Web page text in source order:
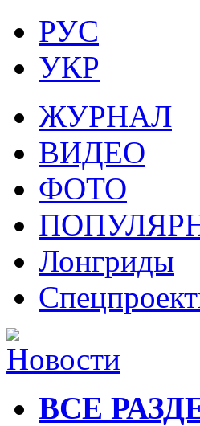
РУС
УКР
ЖУРНАЛ
ВИДЕО
ФОТО
Лонгриды
ВСЕ